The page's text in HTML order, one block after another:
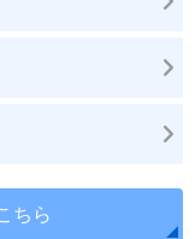
ちら